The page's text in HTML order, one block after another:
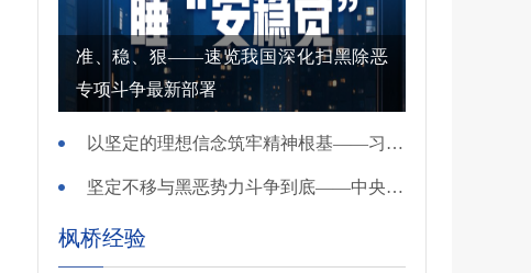
准、稳、狠——速览我国深化扫黑除恶
专项斗争最新部署
以坚定的理想信念筑牢精神根基——习近平党建思想理论品格系列述评之一
坚定不移与黑恶势力斗争到底——中央政法委负责同志就开展深化扫黑除恶专项斗争有关问题答记者问
枫桥经验